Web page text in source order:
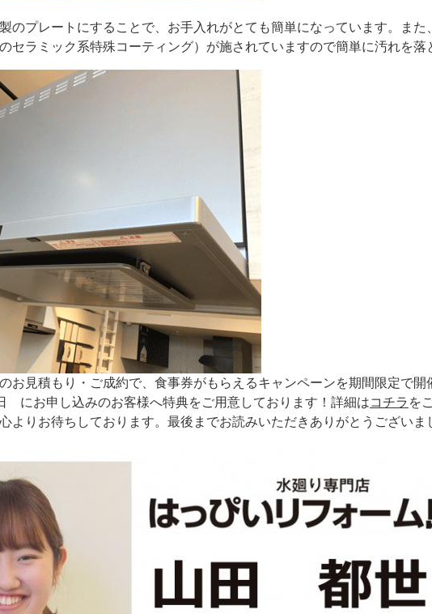
のプレートにすることで、お手入れがとても簡単になっています。また
セラミック系特殊コーティング）が施されていますので簡単に汚れを落
お見積もり・ご成約で、食事券がもらえるキャンペーンを期間限定で開
にお申し込みのお客様へ特典をご用意しております！詳細はコチラ を
よりお待ちしております。最後までお読みいただきありがとうございま